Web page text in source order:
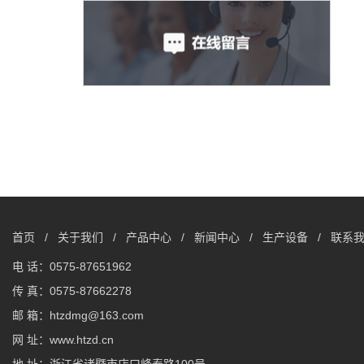
首页 / 关于我们 / 产品中心 / 新闻中心 / 生产设备 / 联系
电 话：0575-87651962
传 真：0575-87662278
邮 箱：htzdmg@163.com
网 址：www.htzd.cn